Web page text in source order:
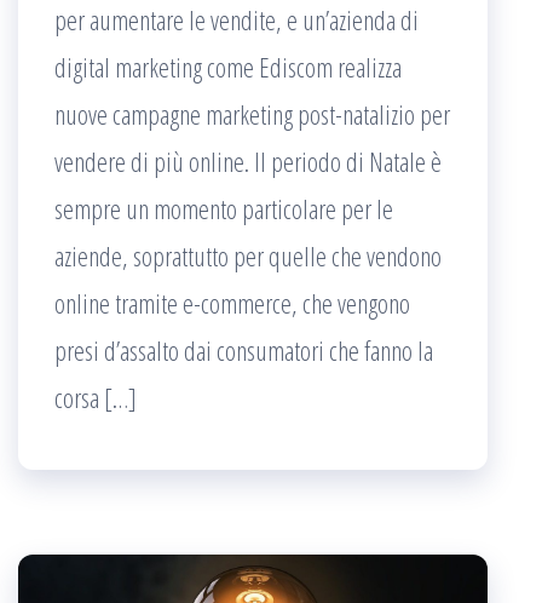
per aumentare le vendite, e un’azienda di
digital marketing come Ediscom realizza
nuove campagne marketing post-natalizio per
vendere di più online. Il periodo di Natale è
sempre un momento particolare per le
aziende, soprattutto per quelle che vendono
online tramite e-commerce, che vengono
presi d’assalto dai consumatori che fanno la
corsa […]